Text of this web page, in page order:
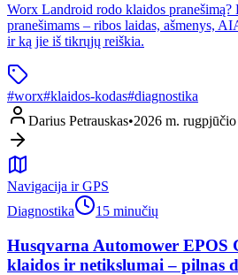
Worx Landroid rodo klaidos pranešimą?
pranešimams – ribos laidas, ašmenys,
ir ką jie iš tikrųjų reiškia.
#worx#klaidos-kodas#diagnostika
Darius Petrauskas•2026 m.
Navigacija ir GPS
Diagnostika
15 minučių
Husqvarna Automower EPOS
klaidos ir netikslumai – pilnas